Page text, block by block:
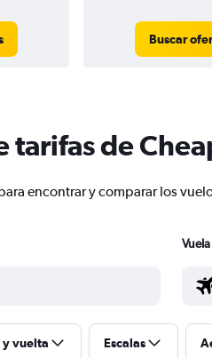
Buscar
tarifas de
encontrar y comparar los
y vuelta Escalas